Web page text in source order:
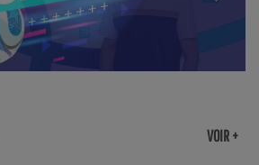
VOIR +